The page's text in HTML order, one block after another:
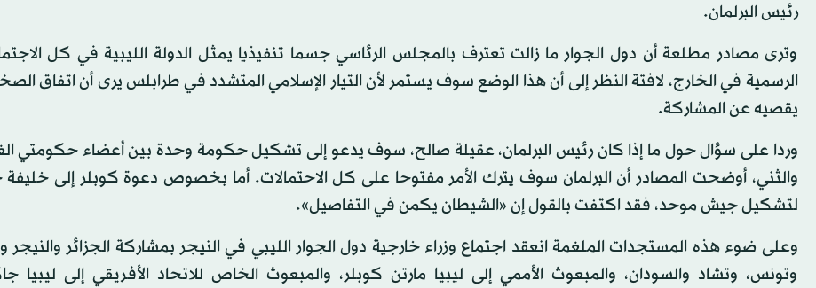
رئيس البرلمان.
وترى مصادر مطلعة أن دول الجوار ما زالت تعترف بالمجلس الرئاسي جسما تنفيذيا يمثل الدولة الليبية في كل
الرسمية في الخارج، لافتة النظر إلى أن هذا الوضع سوف يستمر لأن التيار الإسلامي المتشدد في طرابلس يرى أن اتفاق
يقصيه عن المشاركة.
وردا على سؤال حول ما إذا كان رئيس البرلمان، عقيلة صالح، سوف يدعو إلى تشكيل حكومة وحدة بين أعضاء حكومتي
والثني، أوضحت المصادر أن البرلمان سوف يترك الأمر مفتوحا على كل الاحتمالات. أما بخصوص دعوة كوبلر إلى خليفة
لتشكيل جيش موحد، فقد اكتفت بالقول إن «الشيطان يكمن في التفاصيل».
وعلى ضوء هذه المستجدات الملغمة انعقد اجتماع وزراء خارجية دول الجوار الليبي في النيجر بمشاركة الجزائر
وتونس، وتشاد والسودان، والمبعوث الأممي إلى ليبيا مارتن كوبلر، والمبعوث الخاص للاتحاد الأفريقي إلى ليبيا